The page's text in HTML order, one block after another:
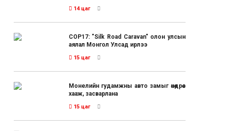
14 цаг
COP17: "Silk Road Caravan" олон улсын
аялал Монгол Улсад ирлээ
15 цаг
Монелийн гудамжны авто замыг өнөөдрөөс
хааж, засварлана
15 цаг